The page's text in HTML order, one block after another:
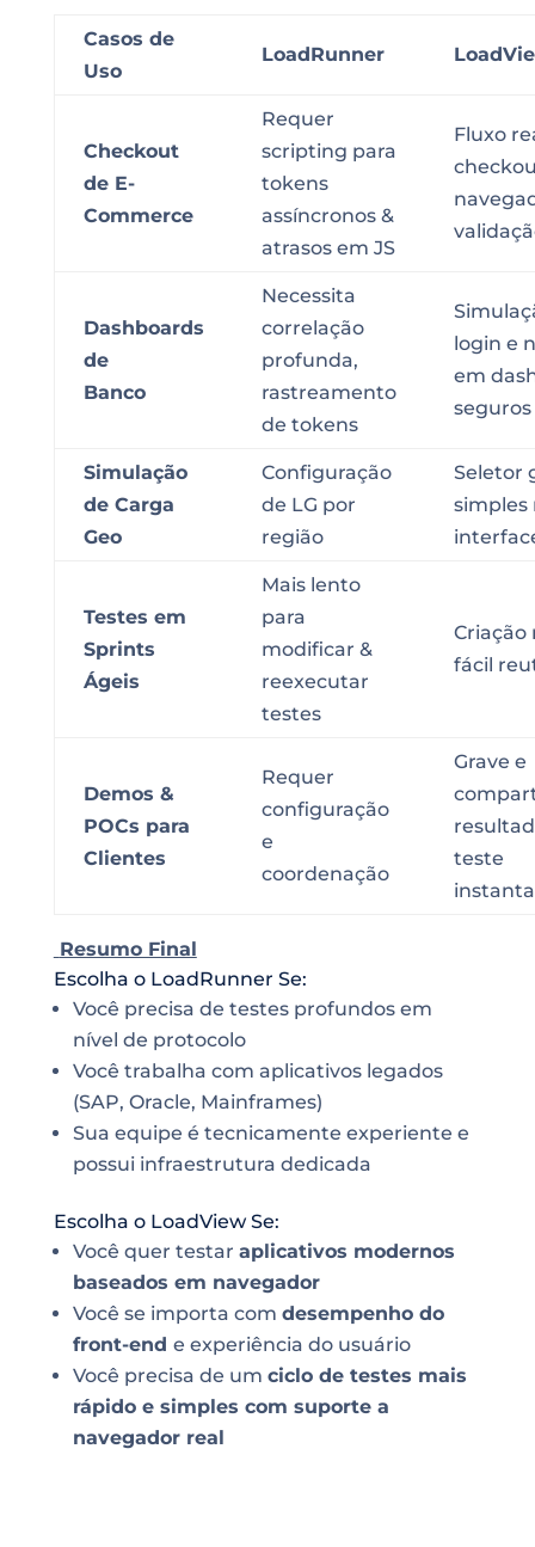
Casos de
Uso
LoadRunner
Checkout
de E-
Commerce
Requer
scripting para
tokens
assíncronos &
atrasos em JS
Fluxo
Dashboards
de
Banco
Necessita
correlação
profunda,
rastreamento
de tokens
login e
em
seguros
Simulação
de Carga
Geo
Configuração
de LG por
região
Seletor
simples
Testes em
Sprints
Ágeis
Mais lento
para
modificar &
reexecutar
testes
Criação
fácil
Demos &
POCs para
Clientes
Requer
configuração
e
coordenação
Grave e
teste
Resumo Final
Escolha o LoadRunner Se:
Você precisa de testes profundos em
nível de protocolo
Você trabalha com aplicativos legados
(SAP, Oracle, Mainframes)
Sua equipe é tecnicamente experiente e
possui infraestrutura dedicada
Escolha o LoadView Se:
Você quer testar aplicativos modernos
baseados em navegador
Você se importa com desempenho do
front-end e experiência do usuário
Você precisa de um ciclo de testes mais
rápido e simples com suporte a
navegador real